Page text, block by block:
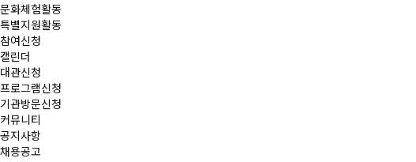
문화체험활동
특별지원활동
참여신청
캘린더
대관신청
프로그램신청
기관방문신청
커뮤니티
공지사항
채용공고